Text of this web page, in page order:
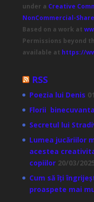
under a Creative
NonCommercial-
Based on a work at
Permissions beyond
available at https://
RSS
Poezia lui Denis
Florii
Secretul lui
Lumea jucăriilor
acestea
copiilor 20/03/
Cum să îți
proaspete mai